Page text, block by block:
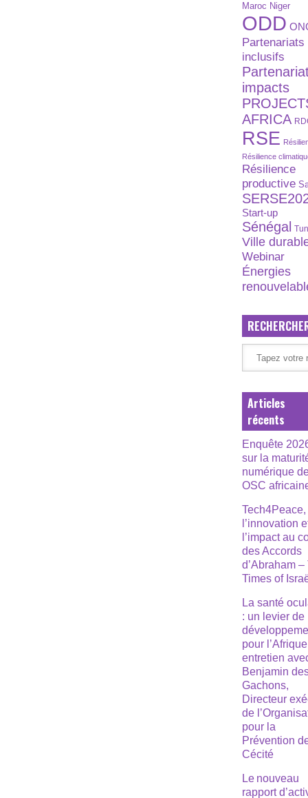
Maroc Niger
ODD
Partenariats
inclusifs
impacts
AFRICA
RSE
Résilience
Résilience
productive
Start-up
Sénégal
Ville
Webinar
Énergies
Articles
récents
Enquête
sur la
numérique
OSC
Tech4Peace,
l’innovation
l’impact au
des Accords
d’Abraham –
Times of
La santé
: un levier de
pour
entretien
Benjamin
Gachons,
Directeur
de
pour la
Prévention
Cécité
Le nouveau
rapport